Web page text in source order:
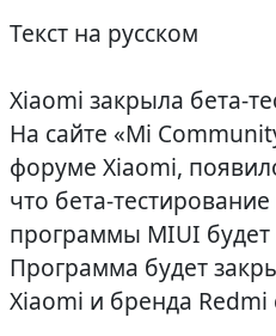
Текст на русском
Xiaomi закрыла бета-
На сайте «Mi
форуме Xiaomi,
что бета-
программы MIUI будет
Программа будет
Xiaomi и бренда Redmi